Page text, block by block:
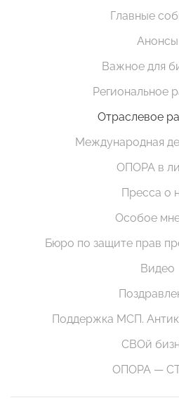
Главные
Анонсы
Важное для
Региональное
Отраслевое
Международная
ОПОРА в
Пресса о
Особое
Бюро по защите прав
Видео
Поддержка МСП.
СВОй
ОПОРА —